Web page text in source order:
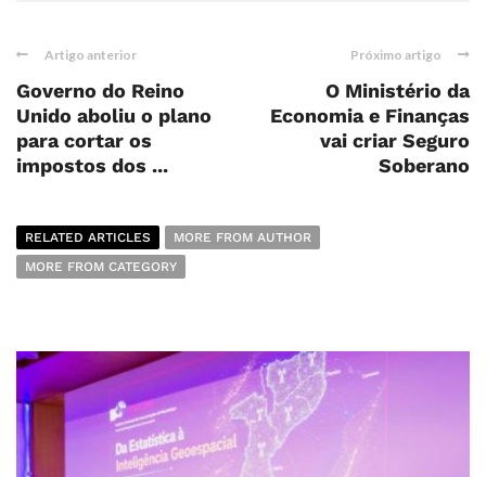
Artigo anterior
Governo do Reino
Unido aboliu o plano
para cortar os
impostos dos ...
Próximo artigo
O Ministério da
Economia e Finanças
vai criar Seguro
Soberano
RELATED ARTICLES
MORE FROM AUTHOR
MORE FROM CATEGORY